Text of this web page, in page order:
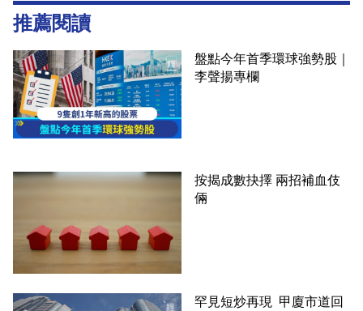
推薦閱讀
盤點今年首季環球強勢股｜
李聲揚專欄
按揭成數抉擇 兩招補血伎
倆
罕見短炒再現 甲廈市道回